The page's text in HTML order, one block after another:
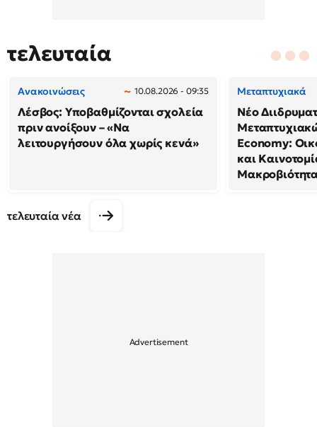
τελευταία
Ανακοινώσεις 10.08.2026 - 09:35
Λέσβος: Υποβαθμίζονται σχολεία
πριν ανοίξουν – «Να
λειτουργήσουν όλα χωρίς κενά»
Μεταπτυχιακά
Νέο
Economy:
και
τελευταία νέα